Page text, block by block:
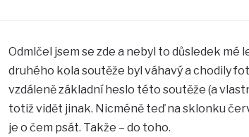
Odmlčel jsem se zde a nebyl to důsledek mé
druhého kola soutěže byl váhavý a chodily
vzdáleně základní heslo této soutěže (a
totiž vidět jinak. Nicméně teď na sklonku
je o čem psát. Takže – do toho.